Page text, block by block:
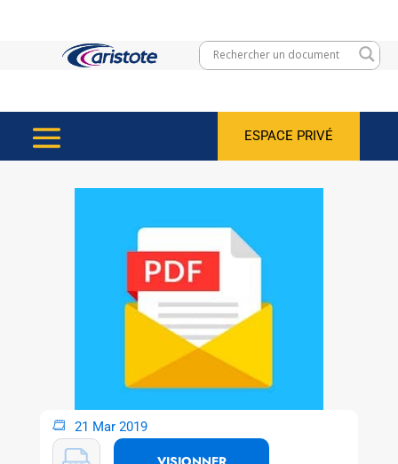
ESPACE PRIVÉ
21 Mar 2019